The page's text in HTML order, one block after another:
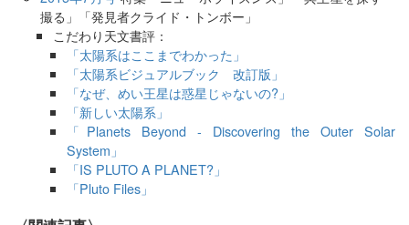
撮る」「発見者クライド・トンボー」
こだわり天文書評：
「太陽系はここまでわかった」
「太陽系ビジュアルブック 改訂版」
「なぜ、めい王星は惑星じゃないの?」
「新しい太陽系」
「Planets Beyond - Discovering the Outer Solar
System」
「IS PLUTO A PLANET?」
「Pluto Files」